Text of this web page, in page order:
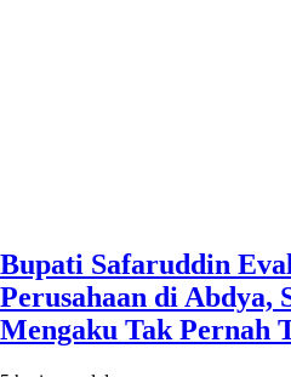
Bupati Safaruddin
Perusahaan di Abdya,
Mengaku Tak Pernah